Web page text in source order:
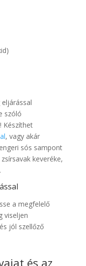
szóló
Készíthet
, vagy akár
sós sampont
keveréke,
a megfelelő
viseljen
jól szellőző
és az